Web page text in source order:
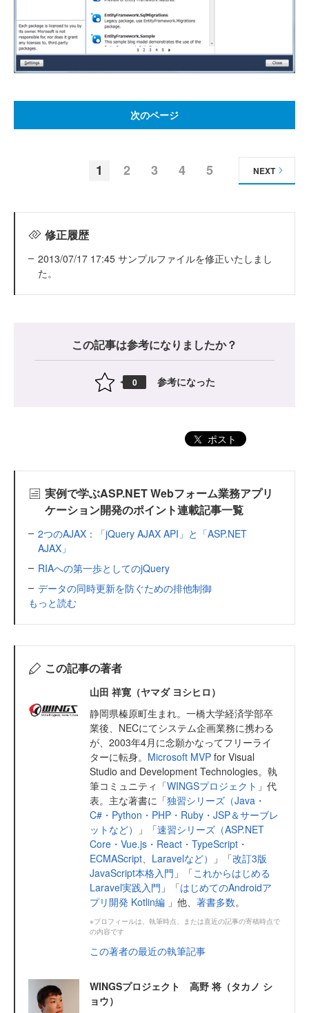
次のページ
1 2 3 4 5 NEXT
修正履歴
2013/07/17 17:45 サンプルファイルを修正いたしまし
た。
この記事は参考になりましたか？
0 参考になった
ポスト
実例で学ぶASP.NET Webフォーム業務アプリ
ケーション開発のポイント連載記事一覧
2つのAJAX：「jQuery AJAX API」と「ASP.NET
AJAX」
RIAへの第一歩としてのjQuery
データの同時更新を防ぐための排他制御
もっと読む
この記事の著者
山田 祥寛（ヤマダ ヨシヒロ）
静岡県榛原町生まれ。一橋大学経済学部卒
業後、NECにてシステム企画業務に携わる
が、2003年4月に念願かなってフリーライ
ターに転身。 Microsoft MVP for Visual
Studio and Development Technologies。執
筆コミュニティ「WINGSプロジェクト 」代
表。主な著書に「独習シリーズ（Java・
C#・Python・PHP・Ruby・JSP＆サーブレ
ットなど）
」「速習シリーズ（ASP.NET
Core・Vue.js・React・TypeScript・
ECMAScript、Laravelなど）
」「改訂3版
JavaScript本格入門 」「これからはじめる
Laravel実践入門 」「はじめてのAndroidア
プリ開発 Kotlin編 」他、 著書多数。
※プロフィールは、執筆時点、または直近の記事の寄稿時点で
の内容です
この著者の最近の執筆記事
WINGSプロジェクト 高野 将（タカノ シ
ョウ）